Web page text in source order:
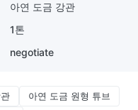
아연 도금 강관
1톤
negotiate
아연 도금 원형 튜브